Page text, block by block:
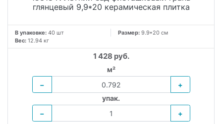
глянцевый 9,9*20 керамическая плитка
В упаковке: 40 шт Размер: 9.9*20 см
Вес: 12.94 кг
1 428 руб.
м²
−
+
упак.
−
+